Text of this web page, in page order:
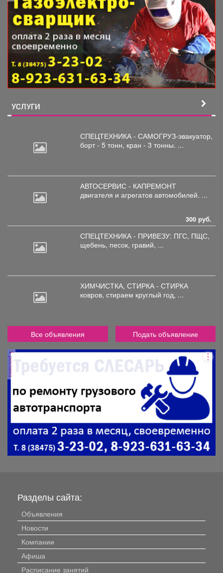
УСЛУГИ
СПЕЦТЕХНИКА - САМОГРУЗ-эвакуатор,
борт - 5 тонн, кран - 3 тонны. ...
АВТОСЕРВИС - КАПРЕМОНТ
двигателя и агрегатов автомобилей. ...
300 руб.
СПЕЦТЕХНИКА - ПРИВЕЗУ: ПГС, ПЩС,
щебень, песок, гравий, ...
ХИМЧИСТКА, СТИРКА - СТИРКА
ковров, стираем круглый год, ...
Все объявления Подать объявление
реклама
Разделы сайта:
Объявления
Новости
Компании
Афиша
Расписание занятий